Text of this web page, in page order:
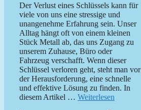
Der Verlust eines Schlüssels kann für
viele von uns eine stressige und
unangenehme Erfahrung sein. Unser
Alltag hängt oft von einem kleinen
Stück Metall ab, das uns Zugang zu
unserem Zuhause, Büro oder
Fahrzeug verschafft. Wenn dieser
Schlüssel verloren geht, steht man vor
der Herausforderung, eine schnelle
und effektive Lösung zu finden. In
diesem Artikel … Weiterlesen